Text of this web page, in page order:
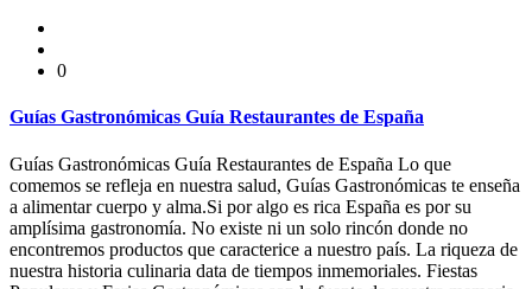
0
Guías Gastronómicas Guía Restaurantes de España
Guías Gastronómicas Guía Restaurantes de España Lo que
comemos se refleja en nuestra salud, Guías Gastronómicas te enseña
a alimentar cuerpo y alma.Si por algo es rica España es por su
amplísima gastronomía. No existe ni un solo rincón donde no
encontremos productos que caracterice a nuestro país. La riqueza de
nuestra historia culinaria data de tiempos inmemoriales. Fiestas